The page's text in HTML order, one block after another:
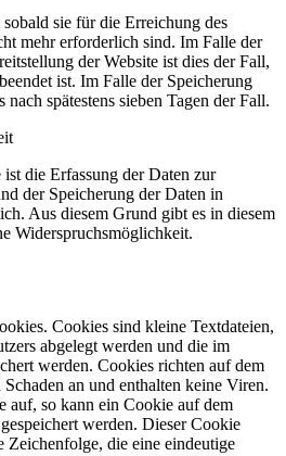
sie für die Erreichung des
mehr erforderlich sind. Im Falle der
der Website ist dies der Fall,
ist. Im Falle der Speicherung
spätestens sieben Tagen der Fall.
die Erfassung der Daten zur
der Speicherung der Daten in
Aus diesem Grund gibt es in diesem
Widerspruchsmöglichkeit.
Cookies sind kleine Textdateien,
abgelegt werden und die im
werden. Cookies richten auf dem
an und enthalten keine Viren.
auf, so kann ein Cookie auf dem
werden. Dieser Cookie
Zeichenfolge, die eine eindeutige